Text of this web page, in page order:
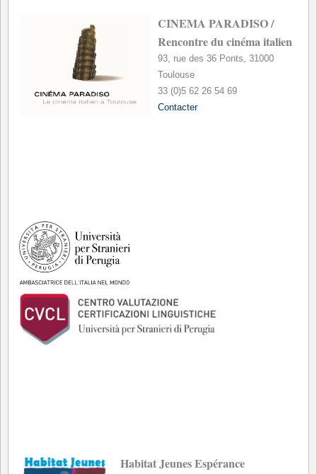
CINEMA PARADISO/
Rencontre du cinéma italien
93, rue des 36 Ponts, 31000
Toulouse
33 (0)5 62 26 54 69
Contacter
Habitat Jeunes Espérance